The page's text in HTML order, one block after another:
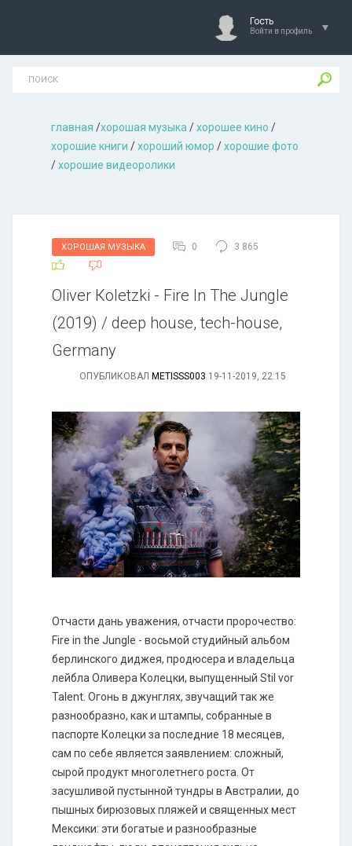
Гость
Войти в профиль
главная /хорошая музыкa /хорошее кино /
хорошие книги /хороший юмор /хорошие фото
/хорошие видеоролики
ХОРОШАЯ МУЗЫКА 0 3 865
Оlivеr Коlеtzki - Firе In Thе Junglе
(2019) / deep house, tech-house,
Germany
ОПУБЛИКОВАЛ METISSS003 19-11-2019, 22:15
Отчасти дань уважения, отчасти пророчество:
Fire in the Jungle - восьмой студийный альбом
берлинского диджея, продюсера и владельца
лейбла Оливера Колецки, выпущенный Stil vor
Talent. Огонь в джунглях, звучащий так же
разнообразно, как и штампы, собранные в
паспорте Колецки за последние 18 месяцев,
сам по себе является заявлением: сложный,
сырой продукт многолетнего роста. От
засушливой пустынной тундры в Австралии, до
пышных бирюзовых пляжей и священных мест
Мексики: эти богатые и разнообразные